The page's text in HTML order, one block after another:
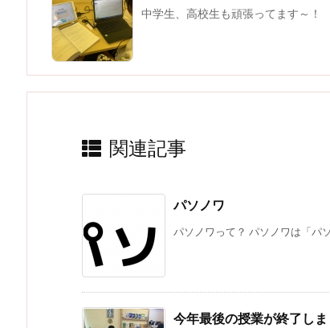
中学生、高校生も頑張ってます～！
関連記事
パソノワ
パソノワって？ パソノワは「パ
今年最後の授業が終了し